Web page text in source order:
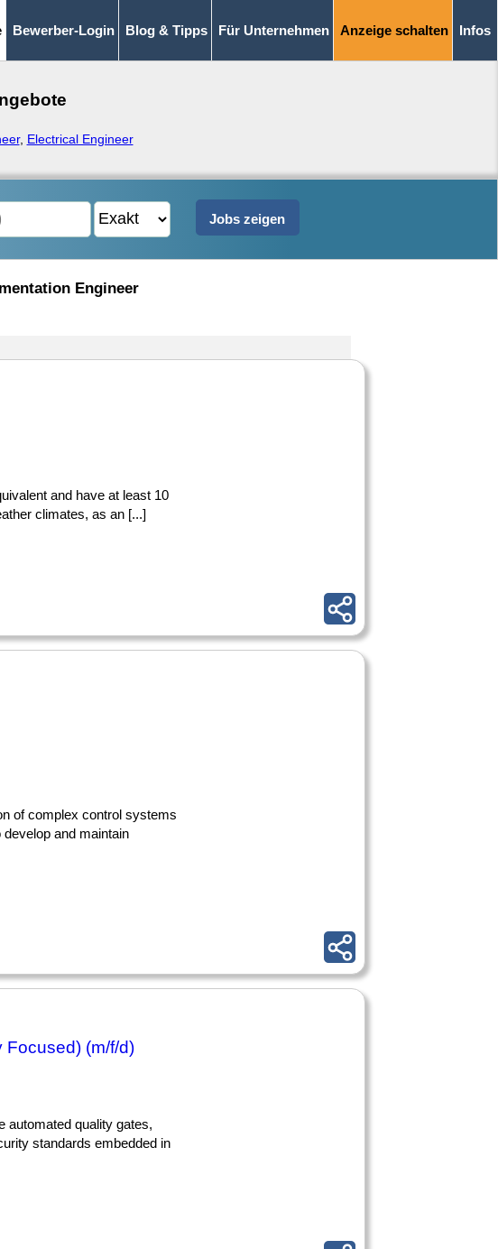
Bewerber-Login Blog & Tipps Für Unternehmen Anzeige schalten Infos
, Electrical Engineer
Engineer
and have at least 10
climates, as an [...]
of complex control systems
and maintain
Focused) (m/f/d)
automated quality gates,
standards embedded in